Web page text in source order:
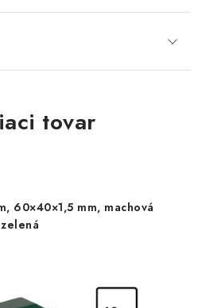
tovar
60×40×1,5 mm, machová
zelená